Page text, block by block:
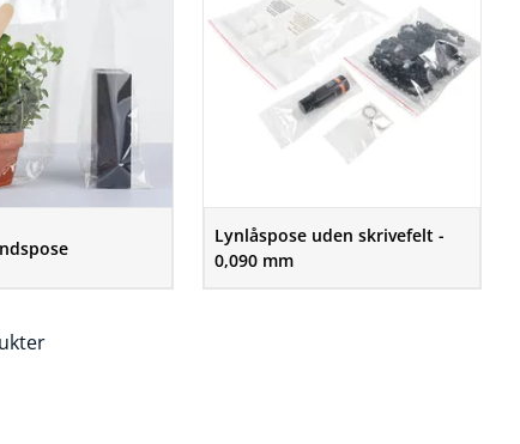
Lynlåspose uden skrivefelt -
0,090 mm